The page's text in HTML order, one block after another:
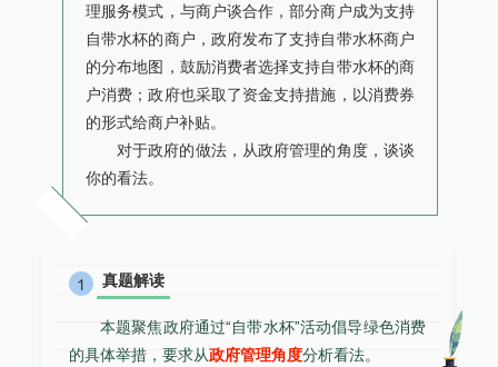
理服务模式，与商户谈合作，部分商户成为支持
自带水杯的商户，政府发布了支持自带水杯商户
的分布地图，鼓励消费者选择支持自带水杯的商
户消费；政府也采取了资金支持措施，以消费券
的形式给商户补贴。
对于政府的做法，从政府管理的角度，谈谈
你的看法。
1 真题解读
本题聚焦政府通过“自带水杯”活动倡导绿色消费
的具体举措，要求从政府管理角度分析看法。